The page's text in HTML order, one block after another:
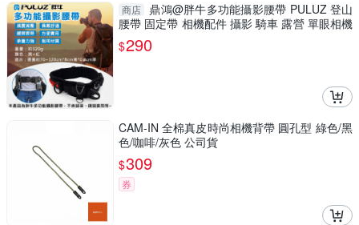
商店
鼎鴻@胖牛多功能攝影腰帶 PULUZ 登山
腰帶 固定帶 相機配件 攝影 騎車 露營 單眼相機
腳架快掛
$290
CAM-IN 全棉真皮時尚相機背帶 圓孔型 綠色/黑
色/咖啡/灰色 公司貨
$309
券